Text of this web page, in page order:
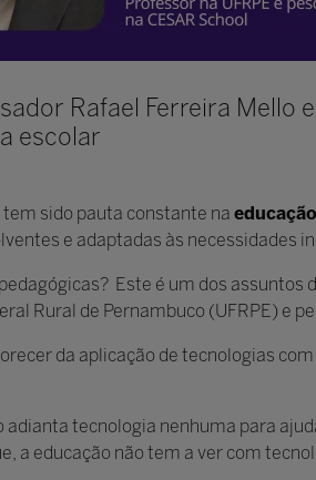
Rafael Ferreira Mello
escolar
tem sido pauta constante na educação
e adaptadas às necessidades
Este é um dos assuntos
Rural de Pernambuco (UFRPE) e
da aplicação de tecnologias
tecnologia nenhuma para
a educação não tem a ver com